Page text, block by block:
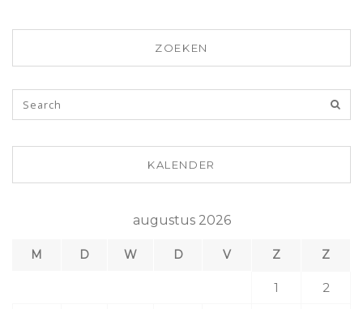
ZOEKEN
KALENDER
augustus 2026
M D W D V Z Z
1 2